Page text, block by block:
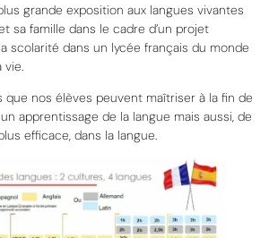
grande exposition aux langues vivantes
sa famille dans le cadre d’un projet
scolarité dans un lycée français du monde
que nos élèves peuvent maîtriser à la fin de
apprentissage de la langue mais aussi, de
efficace, dans la langue.